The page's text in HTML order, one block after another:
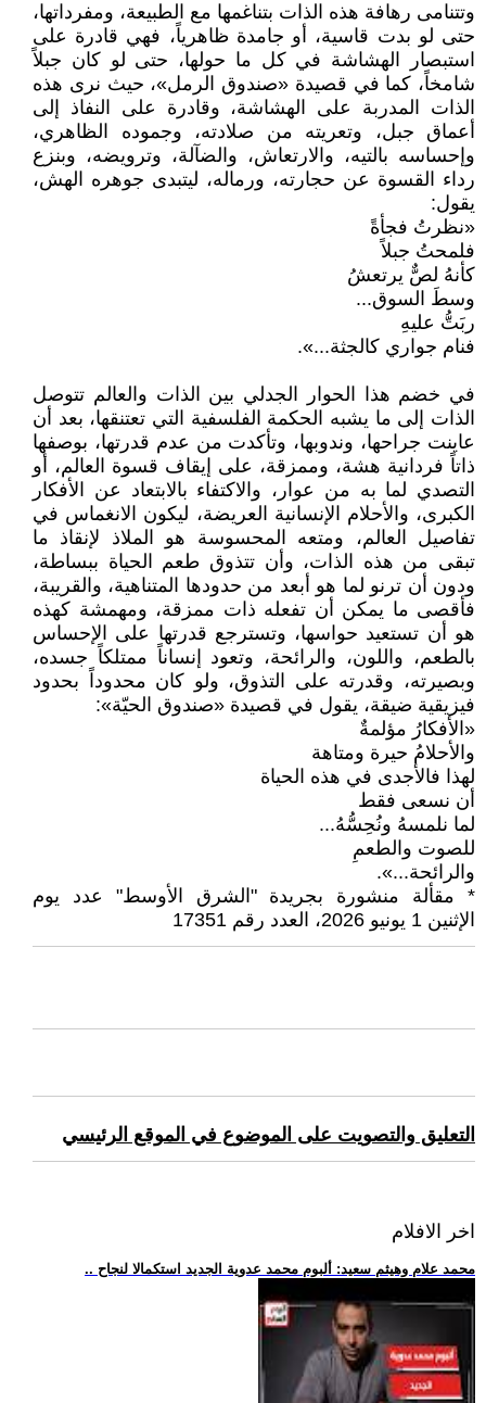
وتتنامى رهافة هذه الذات بتناغمها مع الطبيعة، ومفرداتها،
حتى لو بدت قاسية، أو جامدة ظاهرياً، فهي قادرة على
استبصار الهشاشة في كل ما حولها، حتى لو كان جبلاً
شامخاً، كما في قصيدة «صندوق الرمل»، حيث نرى هذه
الذات المدربة على الهشاشة، وقادرة على النفاذ إلى
أعماق جبل، وتعريته من صلادته، وجموده الظاهري،
وإحساسه بالتيه، والارتعاش، والضآلة، وترويضه، وبنزع
رداء القسوة عن حجارته، ورماله، ليتبدى جوهره الهش،
يقول:
«نظرتُ فجأةً
فلمحتُ جبلاً
كأنهُ لصٌّ يرتعشُ
وسطَ السوق...
ربَتُّ عليهِ
فنام جواري كالجثة...».
في خضم هذا الحوار الجدلي بين الذات والعالم تتوصل
الذات إلى ما يشبه الحكمة الفلسفية التي تعتنقها، بعد أن
عاينت جراحها، وندوبها، وتأكدت من عدم قدرتها، بوصفها
ذاتاً فردانية هشة، وممزقة، على إيقاف قسوة العالم، أو
التصدي لما به من عوار، والاكتفاء بالابتعاد عن الأفكار
الكبرى، والأحلام الإنسانية العريضة، ليكون الانغماس في
تفاصيل العالم، ومتعه المحسوسة هو الملاذ لإنقاذ ما
تبقى من هذه الذات، وأن تتذوق طعم الحياة ببساطة،
ودون أن ترنو لما هو أبعد من حدودها المتناهية، والقريبة،
فأقصى ما يمكن أن تفعله ذات ممزقة، ومهمشة كهذه
هو أن تستعيد حواسها، وتسترجع قدرتها على الإحساس
بالطعم، واللون، والرائحة، وتعود إنساناً ممتلكاً جسده،
وبصيرته، وقدرته على التذوق، ولو كان محدوداً بحدود
فيزيقية ضيقة، يقول في قصيدة «صندوق الحيّة»:
«الأفكارُ مؤلمةٌ
والأحلامُ حيرة ومتاهة
لهذا فالأجدى في هذه الحياة
أن نسعى فقط
لما نلمسهُ ونُحِسُّهُ...
للصوت والطعمِ
والرائحة...».
* مقألة منشورة بجريدة "الشرق الأوسط" عدد يوم
الإثنين 1 يونيو 2026، العدد رقم 17351
التعليق والتصويت على الموضوع في الموقع الرئيسي
اخر الافلام
.. محمد علام وهيثم سعيد: ألبوم محمد عدوية الجديد استكمالا لنجاح